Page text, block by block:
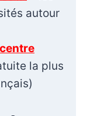
autour
la plus